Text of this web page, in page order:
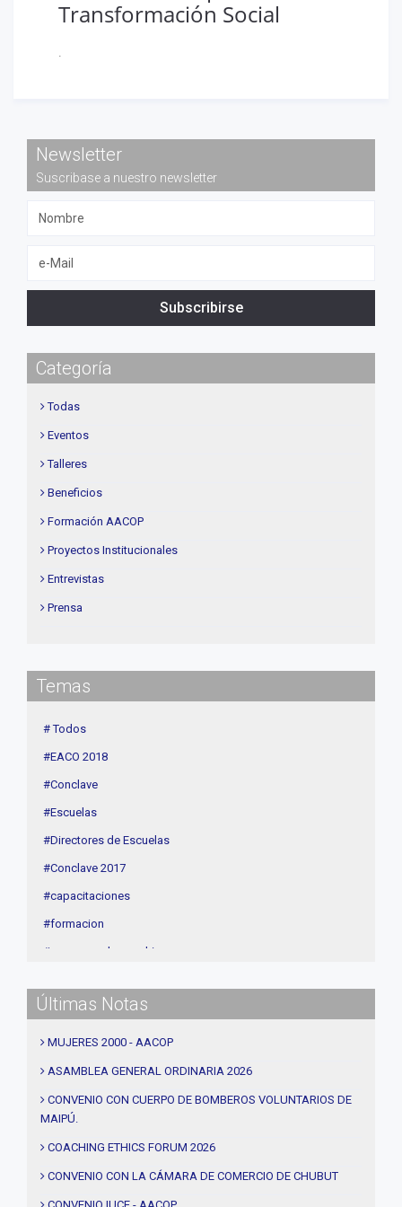
Transformación Social
Newsletter
Suscribase a nuestro newsletter
Subscribirse
Categoría
Todas
Eventos
Talleres
Beneficios
Formación AACOP
Proyectos Institucionales
Entrevistas
Prensa
Contenidos de Interés
Cuota
Agenda
Linea Sociedad
Temas
# Todos
#EACO 2018
#Conclave
#Escuelas
#Directores de Escuelas
#Conclave 2017
#capacitaciones
#formacion
#procesos de coaching
#Actividades
#videos
#entrevistas
#Acuerdos
#institucional
Últimas Notas
MUJERES 2000 - AACOP
ASAMBLEA GENERAL ORDINARIA 2026
CONVENIO CON CUERPO DE BOMBEROS VOLUNTARIOS DE
MAIPÚ.
COACHING ETHICS FORUM 2026
CONVENIO CON LA CÁMARA DE COMERCIO DE CHUBUT